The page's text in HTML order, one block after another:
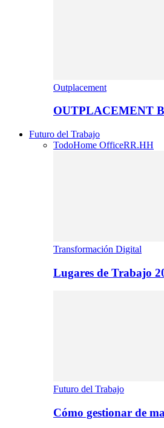
Outplacement
OUTPLACEMENT
Futuro del Trabajo
TodoHome OfficeRR.HH
Transformación Digital
Lugares de Trabajo
Futuro del Trabajo
Cómo gestionar de